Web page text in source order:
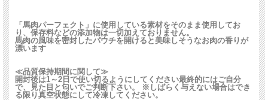
「馬肉パーフェクト」に使用している素材をそのまま使用してお
り、保存料などの添加物は一切加えておりません。
馬肉の風味を密封したパウチを開けると美味しそうなお肉の香りが
漂います
≪品質保持期間に関して≫
開封後は1～2日で使い切るようにしてください最終的にはご自分
で、見た目と匂いでご判断下さい。 ※しばらく与えない場合はでき
る限り真空状態にして冷凍してください。